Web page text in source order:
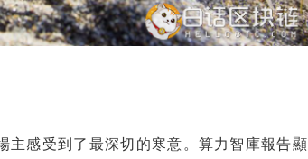
感受到了最深切的寒意。算力智庫報告顯